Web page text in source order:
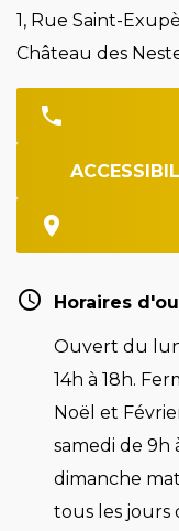
1, Rue Saint-
Château des
Horaires
Ouvert du
14h à 18h.
Noël et
samedi de 9h
dimanche
tous les jours